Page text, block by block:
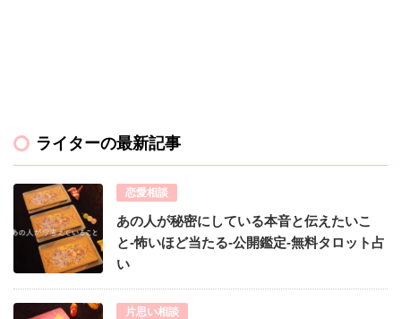
ライターの最新記事
恋愛相談
あの人が秘密にしている本音と伝えたいこ
と-怖いほど当たる-公開鑑定-無料タロット占
い
片思い相談